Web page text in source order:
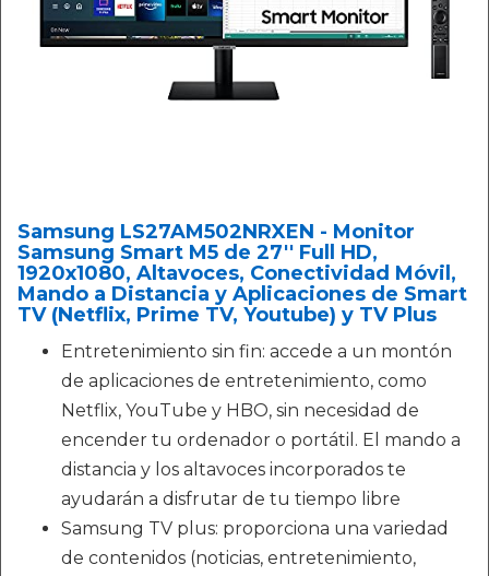
Samsung LS27AM502NRXEN - Monitor
Samsung Smart M5 de 27'' Full HD,
1920x1080, Altavoces, Conectividad Móvil,
Mando a Distancia y Aplicaciones de Smart
TV (Netflix, Prime TV, Youtube) y TV Plus
Entretenimiento sin fin: accede a un montón
de aplicaciones de entretenimiento, como
Netflix, YouTube y HBO, sin necesidad de
encender tu ordenador o portátil. El mando a
distancia y los altavoces incorporados te
ayudarán a disfrutar de tu tiempo libre
Samsung TV plus: proporciona una variedad
de contenidos (noticias, entretenimiento,